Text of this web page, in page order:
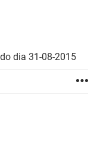
dia 31-08-2015